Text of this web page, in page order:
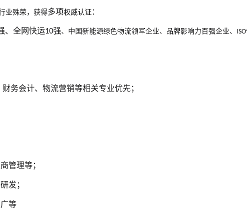
业殊荣，获得多项权威认证 ：
、全网快运10强、中国新能源绿色物流领军企业、品牌影响力百强企业、
务会计、物流营销等相关专业优先；
管理等；
发；
等